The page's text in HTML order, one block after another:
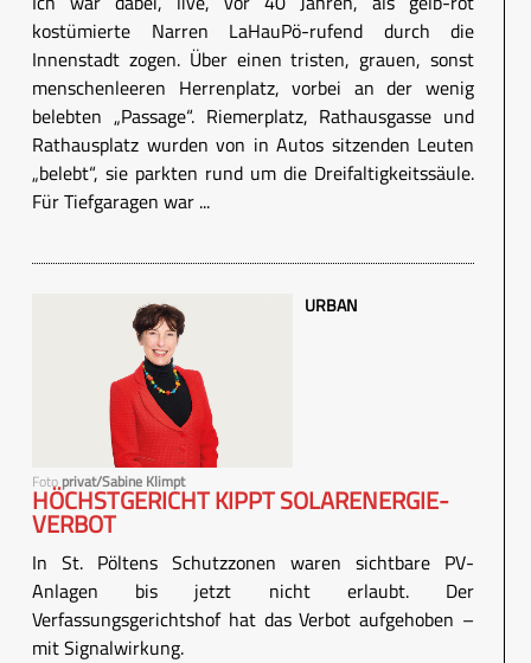
kostümierte Narren LaHauPö-rufend durch die
Innenstadt zogen. Über einen tristen, grauen, sonst
menschenleeren Herrenplatz, vorbei an der wenig
belebten „Passage“. Riemerplatz, Rathausgasse und
Rathausplatz wurden von in Autos sitzenden Leuten
„belebt“, sie parkten rund um die Dreifaltigkeitssäule.
Für Tiefgaragen war ...
Foto privat/Sabine Klimpt
URBAN
HÖCHSTGERICHT KIPPT SOLARENERGIE-
VERBOT
In St. Pöltens Schutzzonen waren sichtbare PV-
Anlagen bis jetzt nicht erlaubt. Der
Verfassungsgerichtshof hat das Verbot aufgehoben –
mit Signalwirkung.